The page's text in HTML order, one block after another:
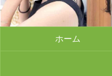
ホーム